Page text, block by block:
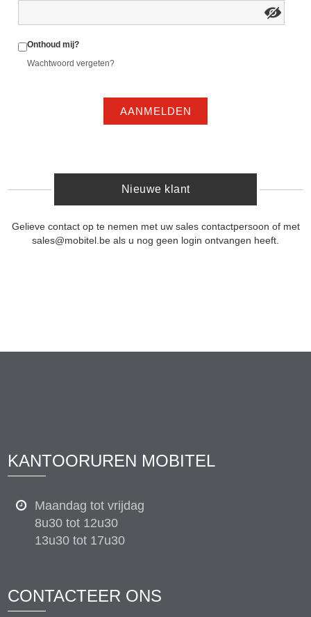
Onthoud mij?
Wachtwoord vergeten?
AANMELDEN
Nieuwe klant
Gelieve contact op te nemen met uw sales contactpersoon of met
sales@mobitel.be als u nog geen login ontvangen heeft.
KANTOORUREN MOBITEL
Maandag tot vrijdag
8u30 tot 12u30
13u30 tot 17u30
CONTACTEER ONS